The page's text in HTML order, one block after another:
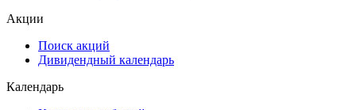
Акции
Поиск акций
Дивидендный календарь
Календарь